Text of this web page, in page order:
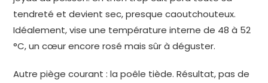
tendreté et devient sec, presque caoutchouteux.
Idéalement, vise une température interne de 48 à 52
°C, un cœur encore rosé mais sûr à déguster.
Autre piège courant : la poêle tiède. Résultat, pas de